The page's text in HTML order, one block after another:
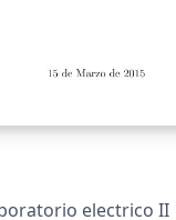
electrico II